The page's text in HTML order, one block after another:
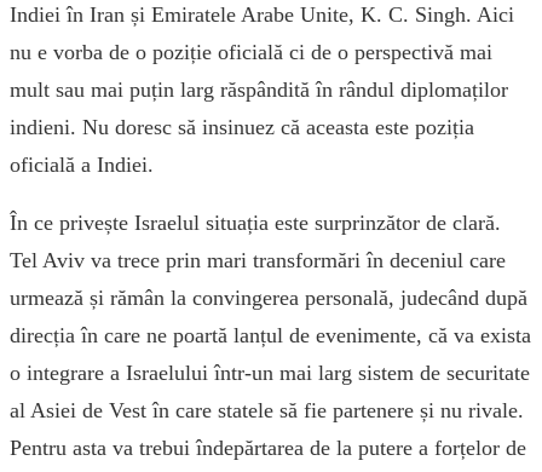
Indiei în Iran și Emiratele Arabe Unite, K. C. Singh. Aici
nu e vorba de o poziție oficială ci de o perspectivă mai
mult sau mai puțin larg răspândită în rândul diplomaților
indieni. Nu doresc să insinuez că aceasta este poziția
oficială a Indiei.
În ce privește Israelul situația este surprinzător de clară.
Tel Aviv va trece prin mari transformări în deceniul care
urmează și rămân la convingerea personală, judecând după
direcția în care ne poartă lanțul de evenimente, că va exista
o integrare a Israelului într-un mai larg sistem de securitate
al Asiei de Vest în care statele să fie partenere și nu rivale.
Pentru asta va trebui îndepărtarea de la putere a forțelor de